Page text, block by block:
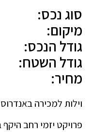
סוג נכס:
מיקום:
גודל הנכס:
גודל השטח:
מחיר:
וילות למכירה באנדרוס,
פרויקט יזמי רחב